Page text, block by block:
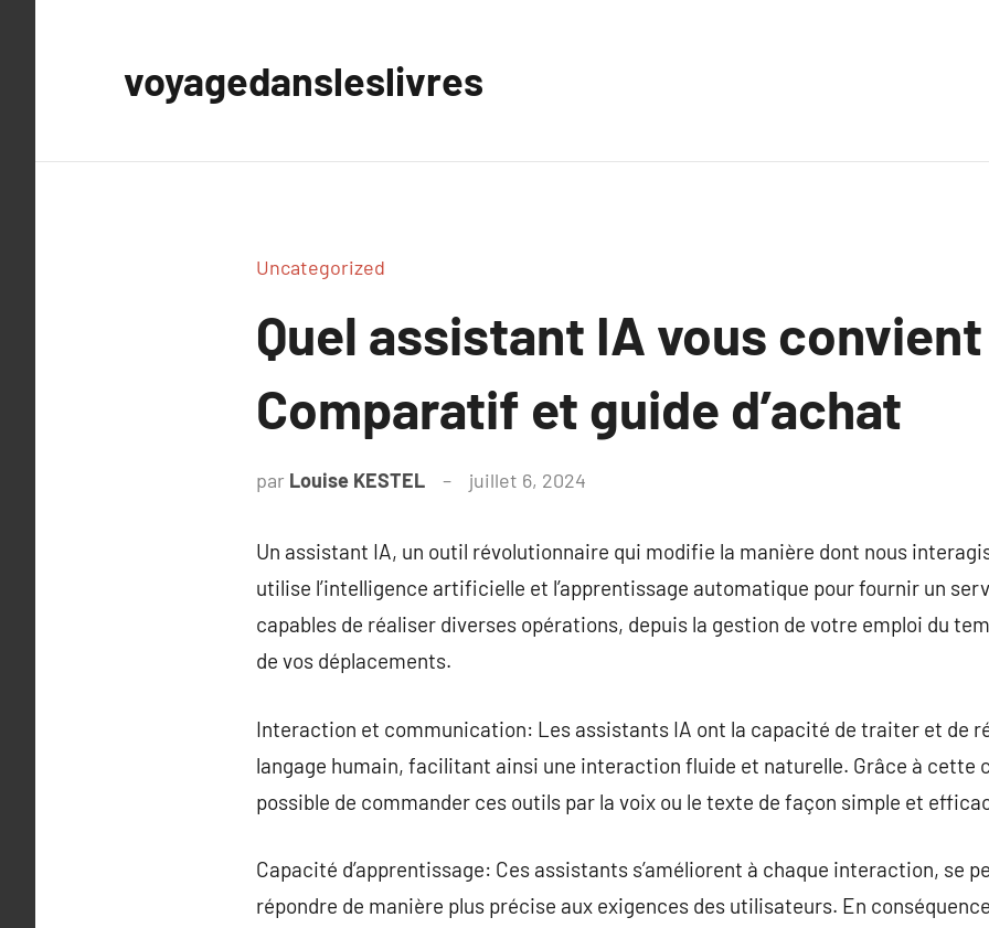
voyagedansleslivres
Uncategorized
Quel assistant IA vous
Comparatif et guide d’achat
par Louise KESTEL juillet 6, 2024
Un assistant IA, un outil révolutionnaire qui modifie la manière dont nous
utilise l’intelligence artificielle et l’apprentissage automatique pour fournir un
capables de réaliser diverses opérations, depuis la gestion de votre emploi du
de vos déplacements.
Interaction et communication: Les assistants IA ont la capacité de traiter et de
langage humain, facilitant ainsi une interaction fluide et naturelle. Grâce à cette
possible de commander ces outils par la voix ou le texte de façon simple et
Capacité d’apprentissage: Ces assistants s’améliorent à chaque interaction, se
répondre de manière plus précise aux exigences des utilisateurs. En